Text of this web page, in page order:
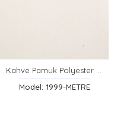
Kahve Pamuk Polyester Etnik Şerit
Model: 1999-METRE